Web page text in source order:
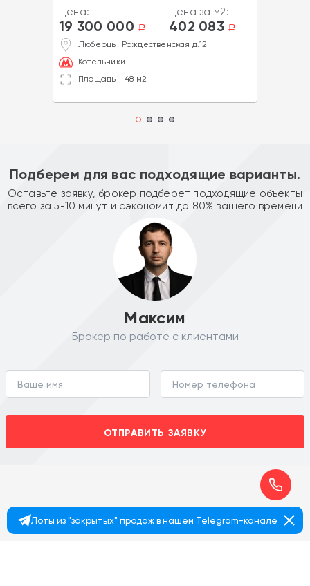
Цена:
19 300 000 a
Цена за м2:
402 083 a
Люберцы, Рождественская д.12
Котельники
Площадь - 48 м2
Подберем для вас подходящие варианты.
Оставьте заявку, брокер подберет подходящие объекты
всего за 5-10 минут и сэкономит до 80% вашего времени
Максим
Брокер по работе с клиентами
ОТПРАВИТЬ ЗАЯВКУ
Лоты из "закрытых" продаж в нашем Telegram-канале